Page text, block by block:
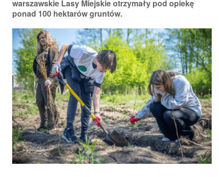
warszawskie Lasy Miejskie otrzymały pod opiekę
ponad 100 hektarów gruntów.